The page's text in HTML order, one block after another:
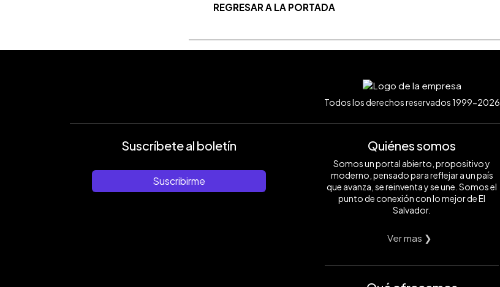
REGRESAR A LA PORTADA
Todos los derechos reservados 1999-2026
Suscríbete al boletín
Suscribirme
Quiénes somos
Somos un portal abierto, propositivo y
moderno, pensado para reflejar a un país
que avanza, se reinventa y se une. Somos el
punto de conexión con lo mejor de El
Salvador.
Ver mas ❯